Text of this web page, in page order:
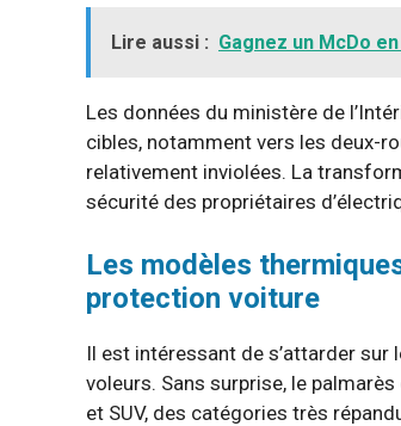
Lire aussi : Gagnez un McDo
Les données du ministère de
cibles, notamment vers les deux-
relativement inviolées. La
sécurité des propriétaires
Les modèles
protection voiture
Il est intéressant de s’attarder
voleurs. Sans surprise, le
et SUV, des catégories très